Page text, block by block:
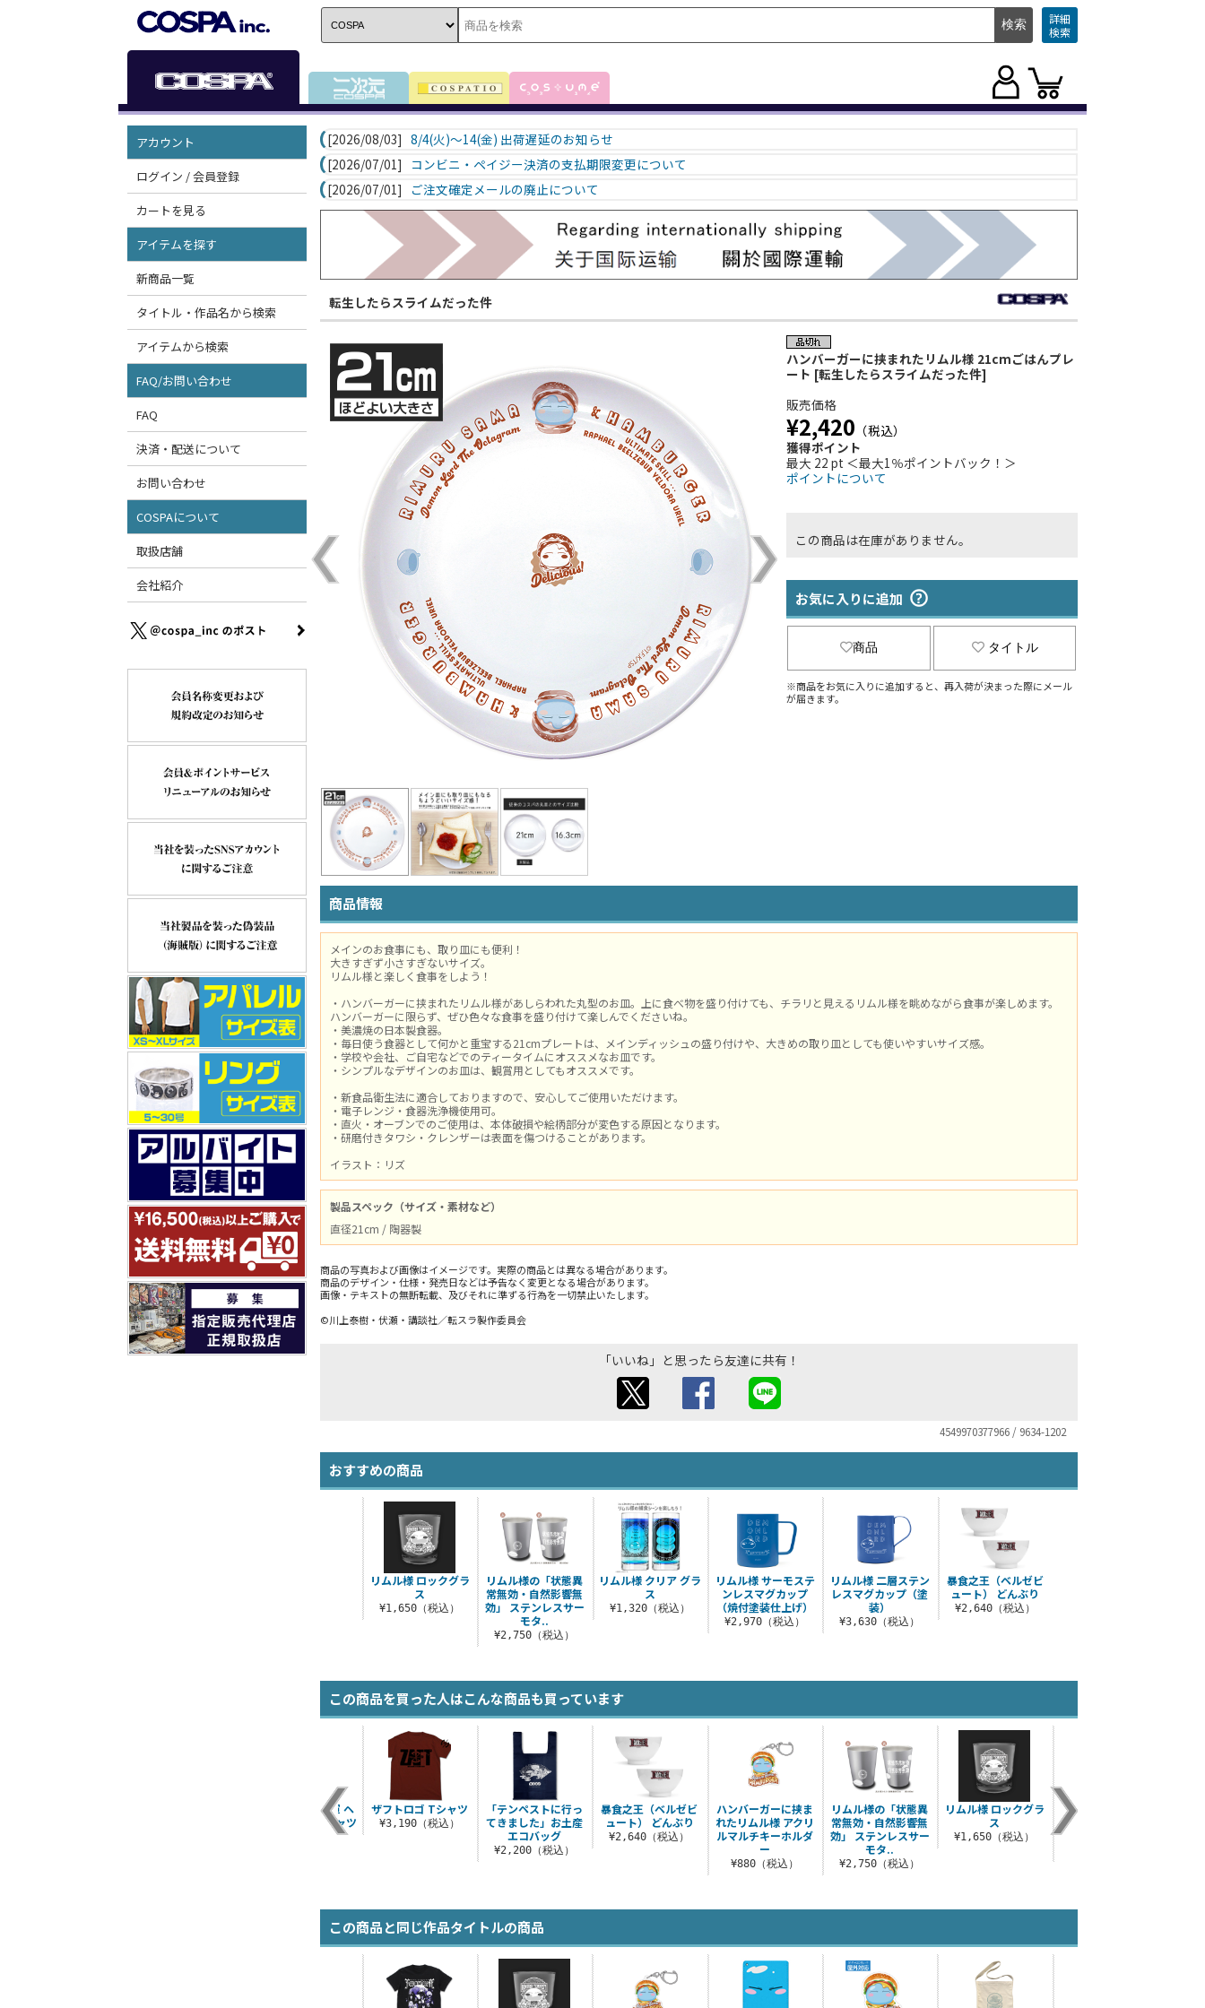
詳細
検索
アカウント
ログイン / 会員登録
カートを見る
アイテムを探す
新商品一覧
タイトル・作品名から検索
アイテムから検索
FAQ/お問い合わせ
FAQ
決済・配送について
お問い合わせ
COSPAについて
取扱店舗
会社紹介
[2026/08/03] 8/4(火)～14(金) 出荷遅延のお知らせ
[2026/07/01]
コンビニ・ペイジー決済の支払期限変更について
[2026/07/01]
ご注文確定メールの廃止について
転生したらスライムだった件
ハンバーガーに挟まれたリムル様 21cmごはんプレ
ート [転生したらスライムだった件]
販売価格
¥2,420 （税込）
獲得ポイント
最大 22 pt ＜最大1％ポイントバック！＞
ポイントについて
この商品は在庫がありません。
お気に入りに追加
商品 タイトル
※商品をお気に入りに追加すると、再入荷が決まった際にメール
が届きます。
商品情報
メインのお食事にも、取り皿にも便利！
大きすぎず小さすぎないサイズ。
リムル様と楽しく食事をしよう！
・ハンバーガーに挟まれたリムル様があしらわれた丸型のお皿。上に食べ物を盛り付けても、チラリと見えるリムル様を眺めながら食事が楽しめます。
ハンバーガーに限らず、ぜひ色々な食事を盛り付けて楽しんでくださいね。
・美濃焼の日本製食器。
・毎日使う食器として何かと重宝する21cmプレートは、メインディッシュの盛り付けや、大きめの取り皿としても使いやすいサイズ感。
・学校や会社、ご自宅などでのティータイムにオススメなお皿です。
・シンプルなデザインのお皿は、観賞用としてもオススメです。
・新食品衛生法に適合しておりますので、安心してご使用いただけます。
・電子レンジ・食器洗浄機使用可。
・直火・オーブンでのご使用は、本体破損や絵柄部分が変色する原因となります。
・研磨付きタワシ・クレンザーは表面を傷つけることがあります。
イラスト：リズ
製品スペック（サイズ・素材など）
直径21cm / 陶器製
商品の写真および画像はイメージです。実際の商品とは異なる場合があります。
商品のデザイン・仕様・発売日などは予告なく変更となる場合があります。
画像・テキストの無断転載、及びそれに準ずる行為を一切禁止いたします。
©川上泰樹・伏瀬・講談社／転スラ製作委員会
「いいね」と思ったら友達に共有！
4549970377966 / 9634-1202
おすすめの商品
リムル様 クリア グラ
ス
¥1,320（税込）
リムル様 サーモステ
ンレスマグカップ
（焼付塗装仕上げ）
¥2,970（税込）
リムル様 二層ステン
レスマグカップ（塗
装）
¥3,630（税込）
暴食之王（ベルゼビ
ュート） どんぶり
¥2,640（税込）
リムル様 ロックグラ
ス
¥1,650（税込）
リムル様の「状態異
常無効・自然影響無
効」 ステンレスサー
モタ..
¥2,750（税込）
この商品を買った人はこんな商品も買っています
暴食之王（ベルゼビ
ュート） どんぶり
¥2,640（税込）
ハンバーガーに挟ま
れたリムル様 アクリ
ルマルチキーホルダ
ー
¥880（税込）
リムル様の「状態異
常無効・自然影響無
効」 ステンレスサー
モタ..
¥2,750（税込）
リムル様 ロックグラ
ス
¥1,650（税込）
“新星”リムル＝テン
ペスト アクリルスタ
ジオン地球方面軍 ヘ
ビーウェイトTシャツ
¥3,520（税込）
ザフトロゴ Tシャツ
¥3,190（税込）
「テンペストに行っ
てきました」お土産
エコバッグ
¥2,200（税込）
この商品と同じ作品タイトルの商品